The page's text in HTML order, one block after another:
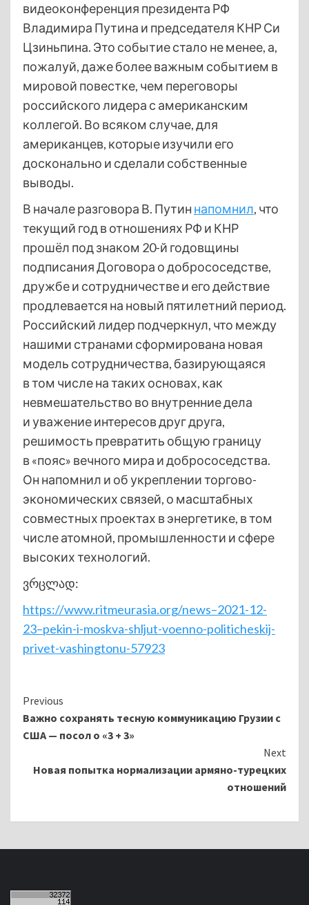
видеоконференция президента РФ
Владимира Путина и председателя КНР Си
Цзиньпина. Это событие стало не менее, а,
пожалуй, даже более важным событием в
мировой повестке, чем переговоры
российского лидера с американским
коллегой. Во всяком случае, для
американцев, которые изучили его
досконально и сделали собственные
выводы.
В начале разговора В. Путин напомнил, что
текущий год в отношениях РФ и КНР
прошёл под знаком 20-й годовщины
подписания Договора о добрососедстве,
дружбе и сотрудничестве и его действие
продлевается на новый пятилетний период.
Российский лидер подчеркнул, что между
нашими странами сформирована новая
модель сотрудничества, базирующаяся
в том числе на таких основах, как
невмешательство во внутренние дела
и уважение интересов друг друга,
решимость превратить общую границу
в «пояс» вечного мира и добрососедства.
Он напомнил и об укреплении торгово-
экономических связей, о масштабных
совместных проектах в энергетике, в том
числе атомной, промышленности и сфере
высоких технологий.
ვრცლად:
https://www.ritmeurasia.org/news–2021-12-
23–pekin-i-moskva-shljut-voenno-politicheskij-
privet-vashingtonu-57923
Continue
Reading
Previous
Важно сохранять тесную коммуникацию Грузии с
США — посол о «3 + 3»
Next
Новая попытка нормализации армяно-турецких
отношений